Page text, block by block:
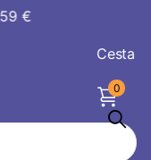
Cesta
0
6pcs